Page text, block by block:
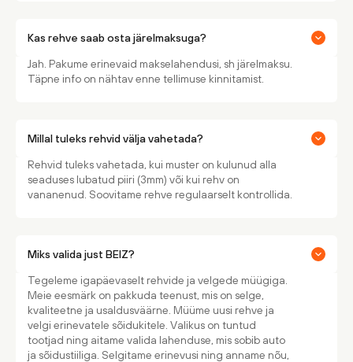
Kas rehve saab osta järelmaksuga?
Jah. Pakume erinevaid makselahendusi, sh järelmaksu.
Täpne info on nähtav enne tellimuse kinnitamist.
Millal tuleks rehvid välja vahetada?
Rehvid tuleks vahetada, kui muster on kulunud alla
seaduses lubatud piiri (3mm) või kui rehv on
vananenud. Soovitame rehve regulaarselt kontrollida.
Miks valida just BEIZ?
Tegeleme igapäevaselt rehvide ja velgede müügiga.
Meie eesmärk on pakkuda teenust, mis on selge,
kvaliteetne ja usaldusväärne. Müüme uusi rehve ja
velgi erinevatele sõidukitele. Valikus on tuntud
tootjad ning aitame valida lahenduse, mis sobib auto
ja sõidustiiliga. Selgitame erinevusi ning anname nõu,